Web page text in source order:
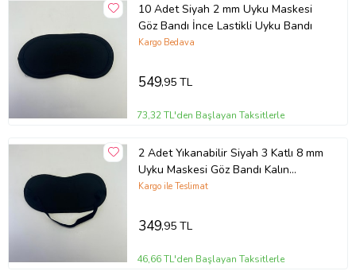
10 Adet Siyah 2 mm Uyku Maskesi
Göz Bandı İnce Lastikli Uyku Bandı
Kargo Bedava
549,95 TL
73,32 TL'den Başlayan Taksitlerle
2 Adet Yıkanabilir Siyah 3 Katlı 8 mm
Uyku Maskesi Göz Bandı Kalın
Lastikli Uyku Bandı
Kargo ile Teslimat
349,95 TL
46,66 TL'den Başlayan Taksitlerle